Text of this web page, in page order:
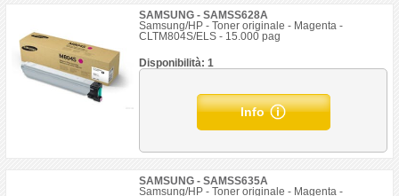
SAMSUNG - SAMSS628A
Samsung/HP - Toner originale - Magenta -
CLTM804S/ELS - 15.000 pag
Disponibilità: 1
Info
SAMSUNG - SAMSS635A
Samsung/HP - Toner originale - Magenta -